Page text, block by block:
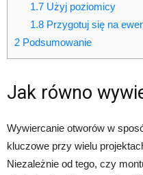
1.7Użyj poziomicy
1.8Przygotuj się na
2 Podsumowanie
Jak równo
Wywiercanie otworów w
kluczowe przy wielu
Niezależnie od tego, czy